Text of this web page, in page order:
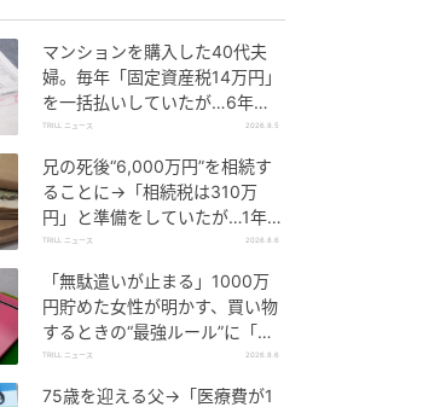
マンションを購入した40代夫
婦。毎年「固定資産税14万円」
を一括払いしていたが…6年
後、役所から届いた“1通の通
TRILL ニュース 2026.8.5
兄の死後“6,000万円”を相続す
ることに→「相続税は310万
円」と準備をしていたが…1年
後、60代妹を直撃した“想定外
TRILL ニュース 2026.8.6
「無駄遣いが止まる」1000万
円貯めた女性が明かす、買い物
するときの“最強ルール”に「効
果的」「物欲を減らすことがで
TRILL ニュース 2026.8.6
75歳を迎える父→「医療費が1